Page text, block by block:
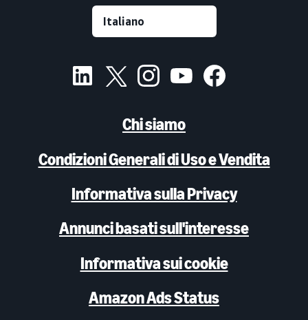
Chi siamo
Condizioni Generali di Uso e Vendita
Informativa sulla Privacy
Annunci basati sull'interesse
Informativa sui cookie
Amazon Ads Status